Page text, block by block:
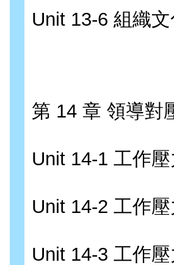
Unit 13-6 組織
第 14 章 領導對
Unit 14-1 工作
Unit 14-2 工作
Unit 14-3 工作